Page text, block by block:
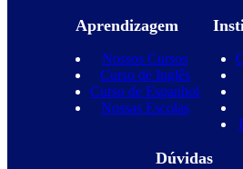
Aprendizagem
Nossos Cursos
Curso de Inglês
Curso de Espanhol
Nossas Escolas
Dúvidas